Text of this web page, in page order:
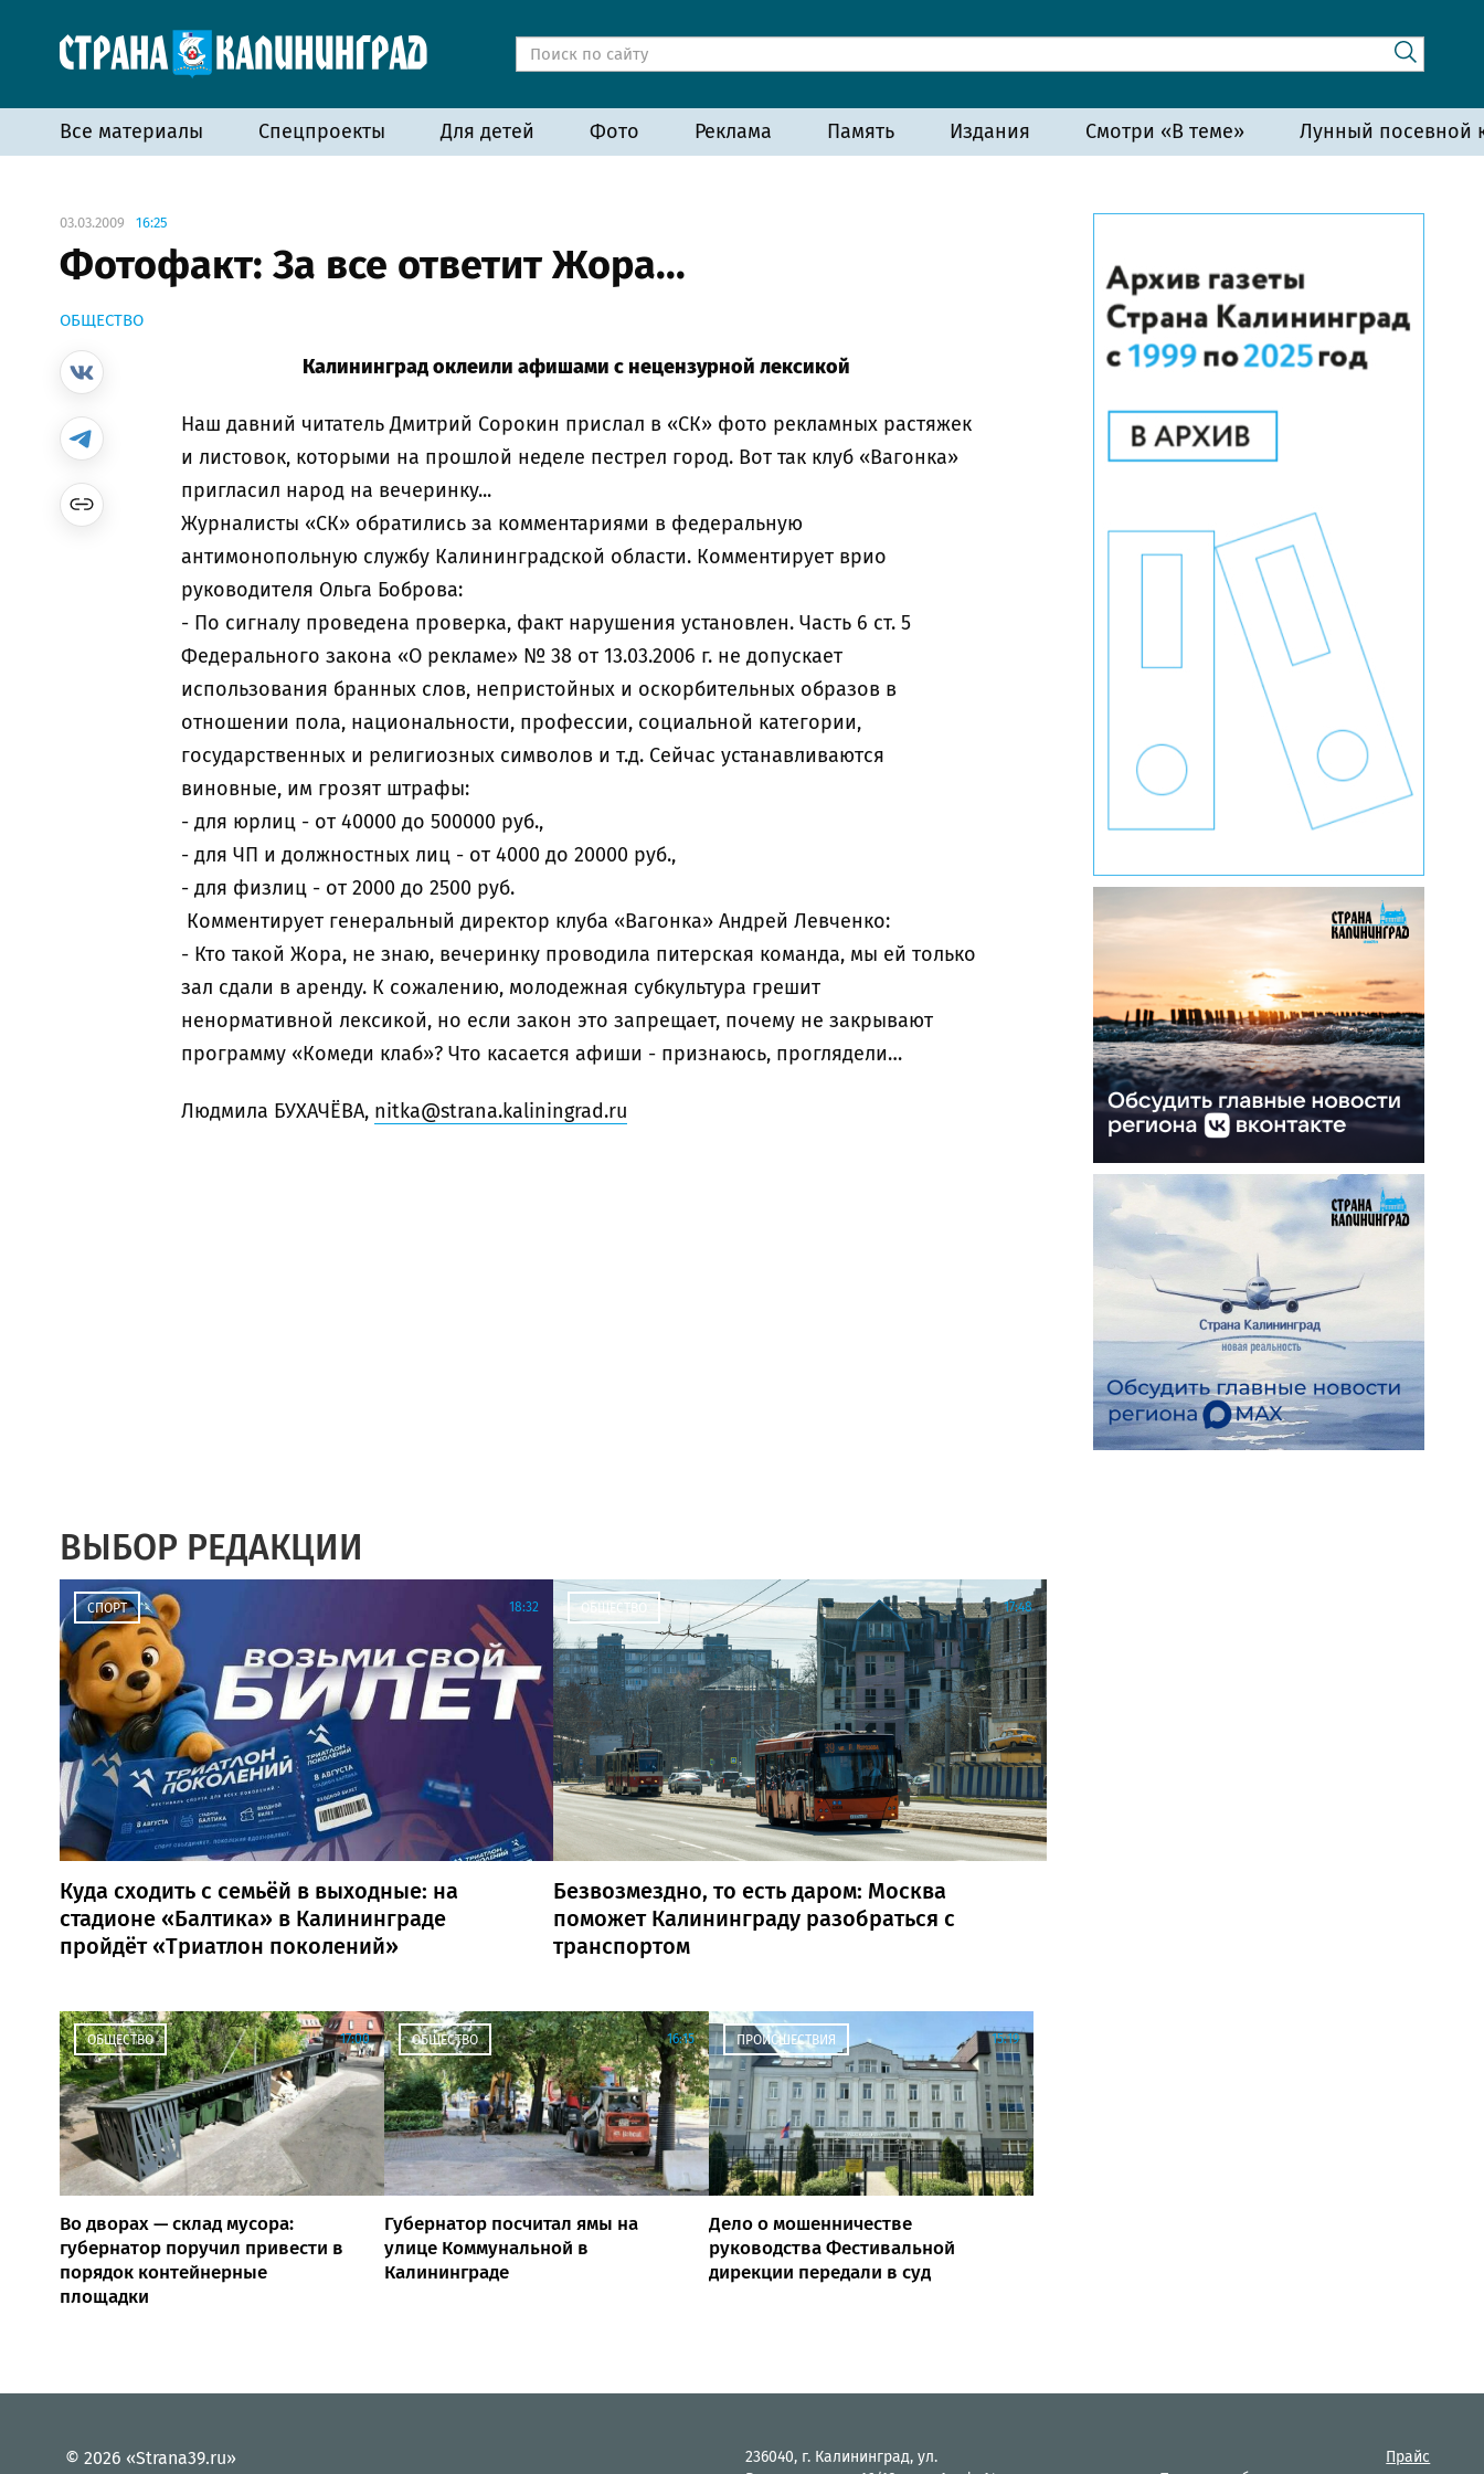
Все материалы Спецпроекты Для детей Фото Реклама Память Издания Смотри «В теме» Лунный посевной
03.03.2009 16:25
Фотофакт: За все ответит Жора...
ОБЩЕСТВО
Калининград оклеили афишами с нецензурной лексикой
Наш давний читатель Дмитрий Сорокин прислал в «СК» фото рекламных растяжек
и листовок, которыми на прошлой неделе пестрел город. Вот так клуб «Вагонка»
пригласил народ на вечеринку...
Журналисты «СК» обратились за комментариями в федеральную
антимонопольную службу Калининградской области. Комментирует врио
руководителя Ольга Боброва:
- По сигналу проведена проверка, факт нарушения установлен. Часть 6 ст. 5
Федерального закона «О рекламе» № 38 от 13.03.2006 г. не допускает
использования бранных слов, непристойных и оскорбительных образов в
отношении пола, национальности, профессии, социальной категории,
государственных и религиозных символов и т.д. Сейчас устанавливаются
виновные, им грозят штрафы:
- для юрлиц - от 40000 до 500000 руб.,
- для ЧП и должностных лиц - от 4000 до 20000 руб.,
- для физлиц - от 2000 до 2500 руб.
Комментирует генеральный директор клуба «Вагонка» Андрей Левченко:
- Кто такой Жора, не знаю, вечеринку проводила питерская команда, мы ей только
зал сдали в аренду. К сожалению, молодежная субкультура грешит
ненормативной лексикой, но если закон это запрещает, почему не закрывают
программу «Комеди клаб»? Что касается афиши - признаюсь, проглядели…
Людмила БУХАЧЁВА, nitka@strana.kaliningrad.ru
ВЫБОР РЕДАКЦИИ
СПОРТ 18:32
Куда сходить с семьёй в выходные: на
стадионе «Балтика» в Калининграде
пройдёт «Триатлон поколений»
ОБЩЕСТВО 17:48
Безвозмездно, то есть даром: Москва
поможет Калининграду разобраться с
транспортом
ОБЩЕСТВО 17:00
Во дворах — склад мусора:
губернатор поручил привести в
порядок контейнерные
площадки
ОБЩЕСТВО 16:15
Губернатор посчитал ямы на
улице Коммунальной в
Калининграде
ПРОИСШЕСТВИЯ 15:19
Дело о мошенничестве
руководства Фестивальной
дирекции передали в суд
© 2026 «Strana39.ru»
236040, г. Калининград, ул.
Прайс